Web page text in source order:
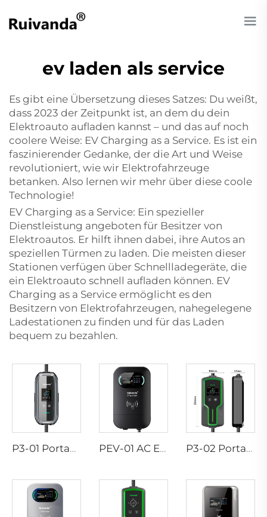
ev laden als service
Es gibt eine Übersetzung dieses Satzes: Du weißt,
dass 2023 der Zeitpunkt ist, an dem du dein
Elektroauto aufladen kannst – und das auf noch
coolere Weise: EV Charging as a Service. Es ist ein
faszinierender Gedanke, der die Art und Weise
revolutioniert, wie wir Elektrofahrzeuge
betanken. Also lernen wir mehr über diese coole
Technologie!
EV Charging as a Service: Ein spezieller
Dienstleistung angeboten für Besitzer von
Elektroautos. Er hilft ihnen dabei, ihre Autos an
speziellen Türmen zu laden. Die meisten dieser
Stationen verfügen über Schnellladegeräte, die
ein Elektroauto schnell aufladen können. EV
Charging as a Service ermöglicht es den
Besitzern von Elektrofahrzeugen, nahegelegene
Ladestationen zu finden und für das Laden
bequem zu bezahlen.
P3-01 Portabler EV-Ladegerät PEV-01 AC EV WALLBOX P3-02 Portabler EV-Ladegerät